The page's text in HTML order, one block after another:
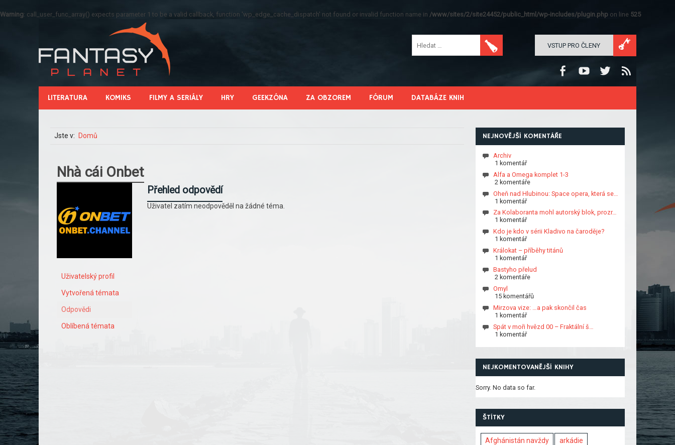
Warning: call_user_func_array() expects parameter 1 to be a valid callback, function 'wp_edge_cache_dispatch' not found or invalid function name in /www/sites/2/site24452/public_html/wp-includes/plugin.php on line 525
VSTUP PRO ČLENY
LITERATURA KOMIKS FILMY A SERIÁLY HRY GEEKZÓNA ZA OBZOREM FÓRUM DATABÁZE KNIH
Jste v: Domů
Nhà cái Onbet
Uživatelský profil
Vytvořená témata
Odpovědi
Oblíbená témata
Přehled odpovědí
Uživatel zatím neodpověděl na žádné téma.
NEJNOVĚJŠÍ KOMENTÁŘE
Archiv
1 komentář
Alfa a Omega komplet 1-3
2 komentáře
Oheň nad Hlubinou: Space opera, která se…
1 komentář
Za Kolaboranta mohl autorský blok, prozr…
1 komentář
Kdo je kdo v sérii Kladivo na čaroděje?
1 komentář
Králokat – příběhy titánů
1 komentář
Bastyho přelud
2 komentáře
Omyl
15 komentářů
Mirzova vize: …a pak skončil čas
1 komentář
Spát v moři hvězd 00 – Fraktální š…
1 komentář
NEJKOMENTOVANĚJŠÍ KNIHY
Sorry. No data so far.
ŠTÍTKY
Afghánistán navždy arkádie